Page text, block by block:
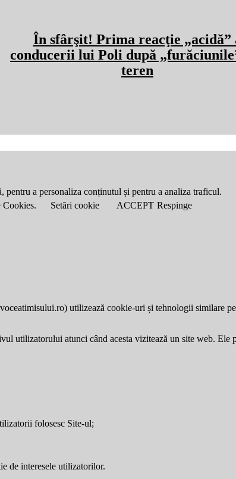
În sfârşit! Prima reacţie „acidă”
conducerii lui Poli după
teren
pentru a personaliza conținutul și pentru a analiza traficul.
Cookies.
Setări cookie ACCEPT Respinge
) utilizează cookie-uri și tehnologii similare
utilizatorului atunci când acesta vizitează un site web.
folosesc Site-ul;
de interesele utilizatorilor.